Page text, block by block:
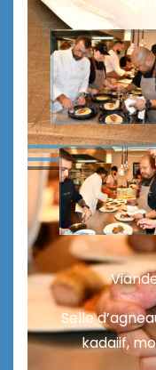
Selle
kadaiif,